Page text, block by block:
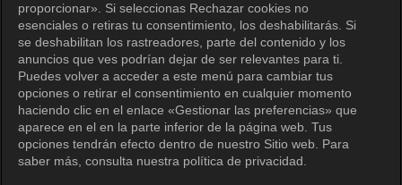
proporcionar». Si seleccionas Rechazar cookies no
esenciales o retiras tu consentimiento, los deshabilitarás. Si
se deshabilitan los rastreadores, parte del contenido y los
anuncios que ves podrían dejar de ser relevantes para ti.
Puedes volver a acceder a este menú para cambiar tus
opciones o retirar el consentimiento en cualquier momento
haciendo clic en el enlace «Gestionar las preferencias» que
aparece en el en la parte inferior de la página web. Tus
opciones tendrán efecto dentro de nuestro Sitio web. Para
saber más, consulta nuestra política de privacidad.